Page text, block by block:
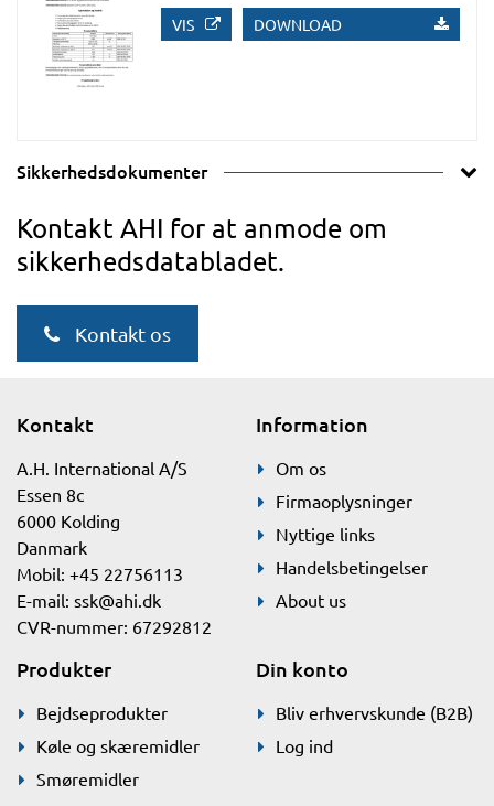
VIS DOWNLOAD
Sikkerhedsdokumenter
Kontakt AHI for at anmode om
sikkerhedsdatabladet.
Kontakt os
Kontakt
A.H. International A/S
Essen 8c
6000 Kolding
Danmark
Mobil: +45 22756113
E-mail: ssk@ahi.dk
CVR-nummer: 67292812
Information
Om os
Firmaoplysninger
Nyttige links
Handelsbetingelser
About us
Produkter
Bejdseprodukter
Køle og skæremidler
Smøremidler
Din konto
Bliv erhvervskunde (B2B)
Log ind